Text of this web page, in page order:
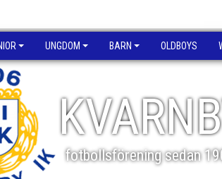
UNGDOM BARN OLDBOYS
fotbollsförening sedan